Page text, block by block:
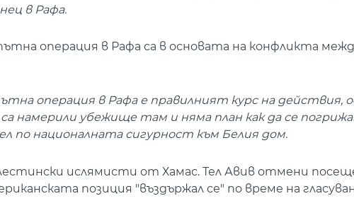
в Рафа.
операция в Рафа са в основата на конфликта
операция в Рафа е правилният курс на действия,
намерили убежище там и няма план как да се
по националната сигурност към Белия дом.
ислямисти от Хамас. Тел Авив отмени
позиция "въздържал се" по време на